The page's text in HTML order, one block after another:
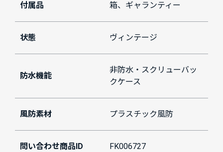
付属品 箱、ギャランティー
状態 ヴィンテージ
防水機能
非防水・スクリューバッ
クケース
風防素材 プラスチック風防
問い合わせ商品ID FK006727